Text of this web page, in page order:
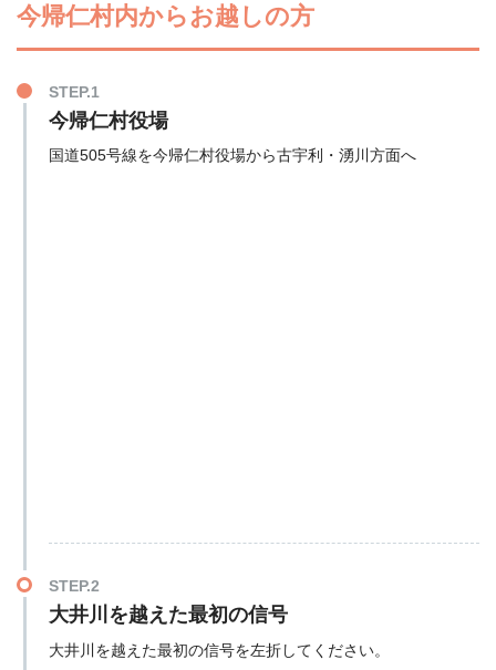
今帰仁村内からお越しの方
STEP.1
今帰仁村役場
国道505号線を今帰仁村役場から古宇利・湧川方面へ
STEP.2
大井川を越えた最初の信号
大井川を越えた最初の信号を左折してください。